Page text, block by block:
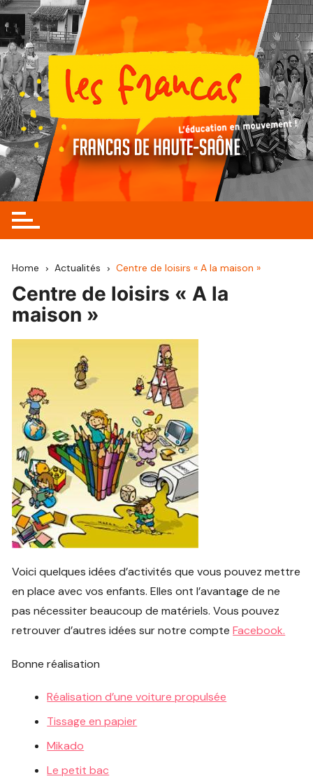
Skip
to
content
Home Actualités Centre de loisirs « A la maison »
Centre de loisirs « A la
maison »
Voici quelques idées d’activités que vous pouvez mettre
en place avec vos enfants. Elles ont l’avantage de ne
pas nécessiter beaucoup de matériels. Vous pouvez
retrouver d’autres idées sur notre compteFacebook.
Bonne réalisation
Réalisation d’une voiture propulsée
Tissage en papier
Mikado
Le petit bac